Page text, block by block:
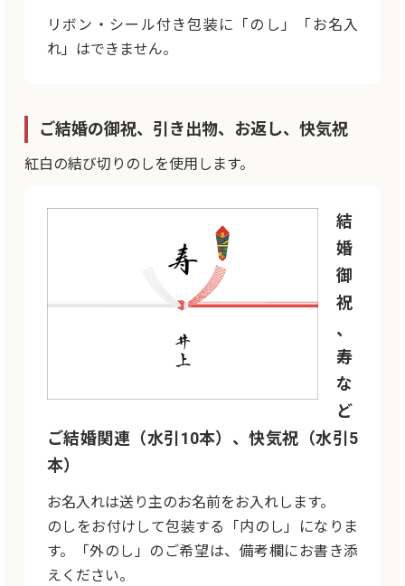
リボン・シール付き包装に「のし」「お名入
れ」はできません。
ご結婚の御祝、引き出物、お返し、快気祝
紅白の結び切りのしを使用します。
結
婚
御
祝
、
寿
な
ど
ご結婚関連（水引10本）、快気祝（水引5
本）
お名入れは送り主のお名前をお入れします。
のしをお付けして包装する「内のし」になりま
す。「外のし」のご希望は、備考欄にお書き添
えください。